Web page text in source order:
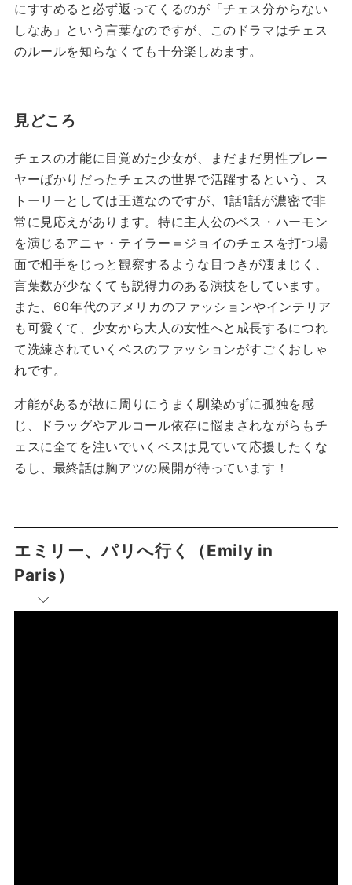
にすすめると必ず返ってくるのが「チェス分からない
しなあ」という言葉なのですが、このドラマはチェス
のルールを知らなくても十分楽しめます。
見どころ
チェスの才能に目覚めた少女が、まだまだ男性プレー
ヤーばかりだったチェスの世界で活躍するという、ス
トーリーとしては王道なのですが、1話1話が濃密で非
常に見応えがあります。特に主人公のベス・ハーモン
を演じるアニャ・テイラー＝ジョイのチェスを打つ場
面で相手をじっと観察するような目つきが凄まじく、
言葉数が少なくても説得力のある演技をしています。
また、60年代のアメリカのファッションやインテリア
も可愛くて、少女から大人の女性へと成長するにつれ
て洗練されていくベスのファッションがすごくおしゃ
れです。
才能があるが故に周りにうまく馴染めずに孤独を感
じ、ドラッグやアルコール依存に悩まされながらもチ
ェスに全てを注いでいくベスは見ていて応援したくな
るし、最終話は胸アツの展開が待っています！
エミリー、パリへ行く（Emily in
Paris）